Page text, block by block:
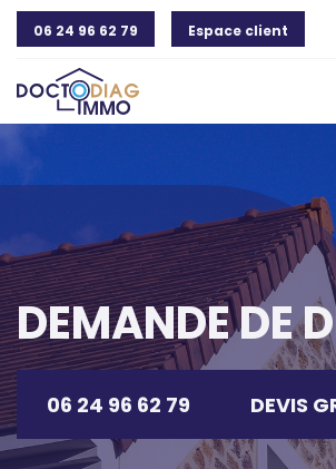
06 24 96 62 79 Espace client
DEMANDE DE
06 24 96 62 79 DEVIS